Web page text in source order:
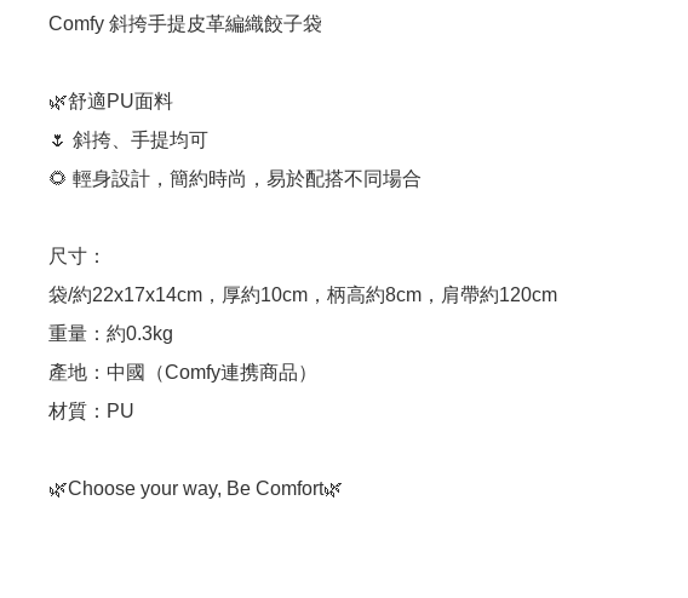
Comfy 斜挎手提皮革編織餃子袋
🌿舒適PU面料
🌷 斜挎、手提均可
🌻 輕身設計，簡約時尚，易於配搭不同場合
尺寸：
袋/約22x17x14cm，厚約10cm，柄高約8cm，肩帶約120cm
重量：約0.3kg
產地：中國（Comfy連携商品）
材質：PU
🌿Choose your way, Be Comfort🌿